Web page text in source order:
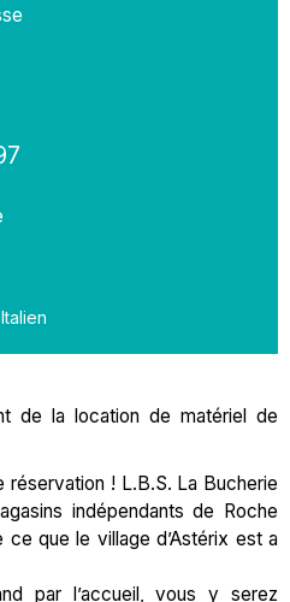
Italien
de la location de matériel de
réservation ! L.B.S. La Bucherie
indépendants de Roche
ce que le village d’Astérix est a
par l’accueil, vous y serez